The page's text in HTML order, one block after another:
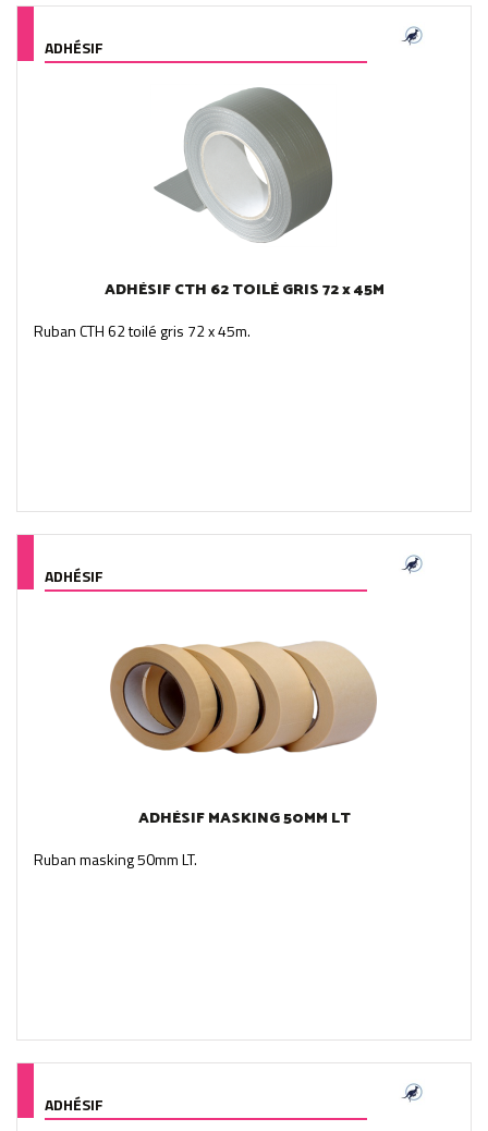
ADHÉSIF
ADHÉSIF CTH 62 TOILÉ GRIS 72 x 45M
Ruban CTH 62 toilé gris 72 x 45m.
ADHÉSIF
ADHÉSIF MASKING 50MM LT
Ruban masking 50mm LT.
ADHÉSIF